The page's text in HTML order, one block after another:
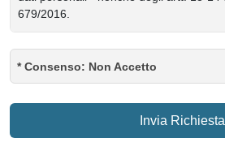
* Consenso: Non Accetto
Invia Richiesta